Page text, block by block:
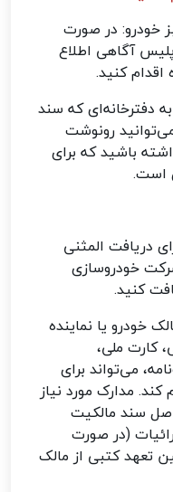
خودرو: در صورت
آگاهی اطلاع
کنید.
دفترخانه‌ای که سند
رونوشت
باشید که برای
است.
دریافت المثنی
خودروسازی
کنید.
خودرو یا نماینده
کارت ملی،
می‌تواند برای
مدارک مورد نیاز
سند مالکیت
(در صورت
تعهد کتبی از مالک